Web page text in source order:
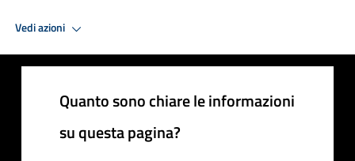
Vedi azioni
Quanto sono chiare le informazioni
su questa pagina?